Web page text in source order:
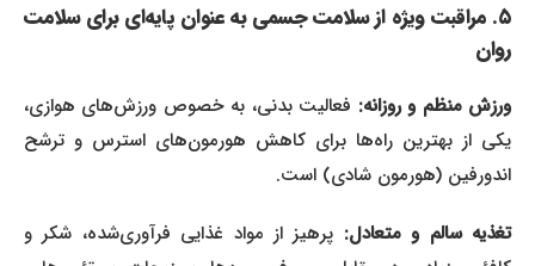
۵. مراقبت ویژه از سلامت جسمی به عنوان پایه‌ای برای سلامت
روان
ورزش منظم و روزانه:فعالیت بدنی، به خصوص ورزش‌های هوازی،
یکی از بهترین راه‌ها برای کاهش هورمون‌های استرس و ترشح
اندورفین (هورمون شادی) است.
تغذیه سالم و متعادل:پرهیز از مواد غذایی فرآوری‌شده، شکر و